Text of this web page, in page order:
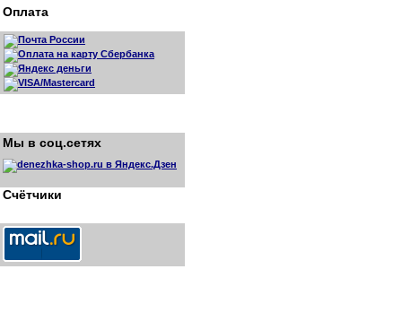
Оплата
Мы в соц.сетях
Счётчики